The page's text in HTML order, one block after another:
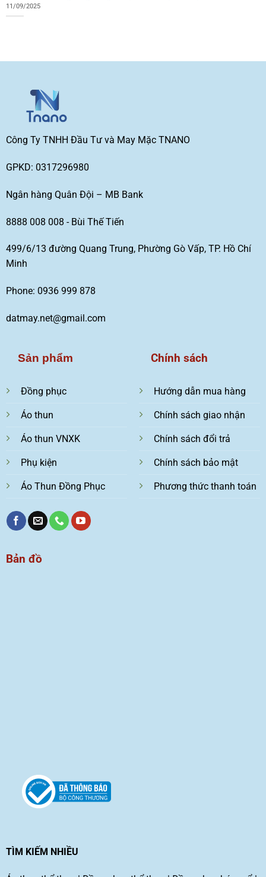
11/09/2025
Công Ty TNHH Đầu Tư và May Mặc TNANO
GPKD: 0317296980
Ngân hàng Quân Đội – MB Bank
8888 008 008 - Bùi Thế Tiến
499/6/13 đường Quang Trung, Phường Gò Vấp, TP. Hồ Chí
Minh
Phone: 0936 999 878
datmay.net@gmail.com
Sản phẩm
Đồng phục
Áo thun
Áo thun VNXK
Phụ kiện
Áo Thun Đồng Phục
Chính sách
Hướng dẫn mua hàng
Chính sách giao nhận
Chính sách đổi trả
Chính sách bảo mật
Phương thức thanh toán
Bản đồ
TÌM KIẾM NHIỀU